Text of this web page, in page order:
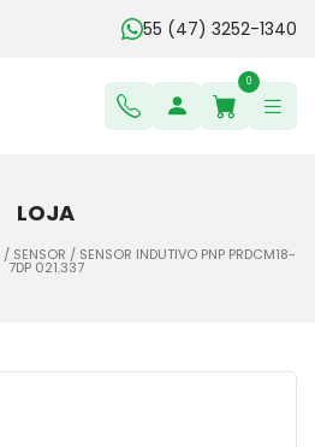
55 (47) 3252-1340
0
LOJA
/ SENSOR / SENSOR INDUTIVO PNP PRDCM18-
7DP 021.337